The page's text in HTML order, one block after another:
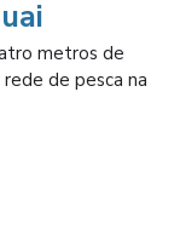
metros de
de pesca na